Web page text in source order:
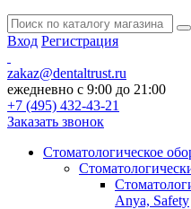
Вход Регистрация
zakaz@dentaltrust.ru
ежедневно с 9:00 до 21:00
+7 (495) 432-43-21
Заказать звонок
Стоматологическое
Anya, Safety